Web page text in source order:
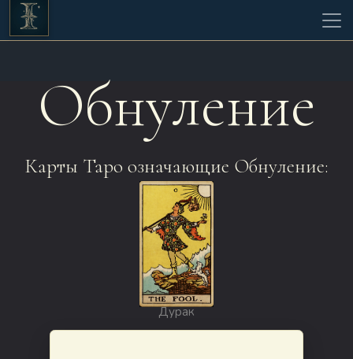
Обнуление
Карты Таро означающие Обнуление:
Дурак